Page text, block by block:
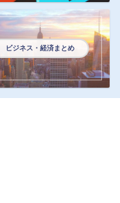
ビジネス・経済まとめ